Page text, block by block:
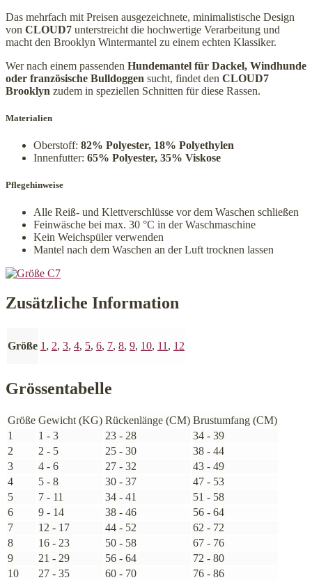
Das mehrfach mit Preisen ausgezeichnete, minimalistische Design
von CLOUD7 unterstreicht die hochwertige Verarbeitung und
macht den Brooklyn Wintermantel zu einem echten Klassiker.
Wer nach einem passenden Hundemantel für Dackel, Windhunde
oder französische Bulldoggen sucht, findet den CLOUD7
Brooklyn zudem in speziellen Schnitten für diese Rassen.
Materialien
Oberstoff: 82% Polyester, 18% Polyethylen
Innenfutter: 65% Polyester, 35% Viskose
Pflegehinweise
Alle Reiß- und Klettverschlüsse vor dem Waschen schließen
Feinwäsche bei max. 30 °C in der Waschmaschine
Kein Weichspüler verwenden
Mantel nach dem Waschen an der Luft trocknen lassen
Zusätzliche Information
Größe 1 , 2, 3, 4, 5, 6, 7, 8, 9, 10, 11 , 12
Grössentabelle
Größe Gewicht (KG) Rückenlänge (CM) Brustumfang (CM)
1
1 - 3 23 - 28
34 - 39
2
2 - 5 25 - 30
38 - 44
3
4 - 6 27 - 32
43 - 49
4
5 - 8 30 - 37
47 - 53
5
7 - 11 34 - 41
51 - 58
6
9 - 14 38 - 46
56 - 64
7
12 - 17 44 - 52
62 - 72
8
16 - 23 50 - 58
67 - 76
9
21 - 29 56 - 64
72 - 80
10
27 - 35 60 - 70
76 - 86